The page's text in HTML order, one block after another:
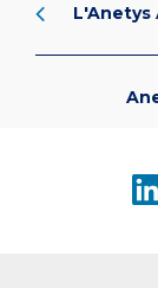
L'Anetys